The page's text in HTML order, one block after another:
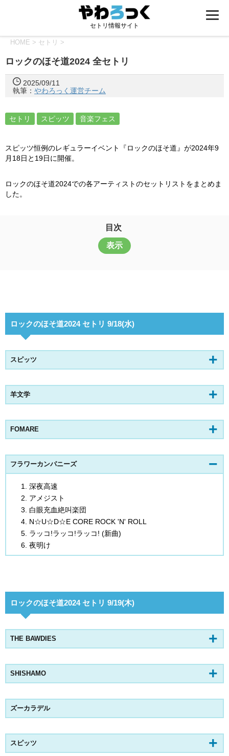
セトリ情報サイト
HOME > セトリ >
ロックのほそ道2024 全セトリ
2025/09/11
執筆： やわろっく運営チーム
セトリ スピッツ 音楽フェス
スピッツ恒例のレギュラーイベント『ロックのほそ道』が2024年9
月18日と19日に開催。
ロックのほそ道2024での各アーティストのセットリストをまとめま
した。
目次
表示
ロックのほそ道2024 セトリ 9/18(水)
スピッツ
羊文学
FOMARE
フラワーカンパニーズ
深夜高速
アメジスト
白眼充血絶叫楽団
N☆U☆D☆E CORE ROCK 'N' ROLL
ラッコ!ラッコ!ラッコ! (新曲)
夜明け
ロックのほそ道2024 セトリ 9/19(木)
THE BAWDIES
SHISHAMO
ズーカラデル
スピッツ